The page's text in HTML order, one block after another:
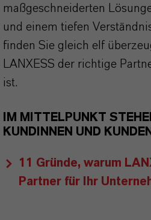
maßgeschneiderten
und einem tiefen
finden Sie gleich elf
LANXESS der richtige
ist.
IM MITTELPUNKT
KUNDINNEN UND
11 Gründe, warum
Partner für Ihr